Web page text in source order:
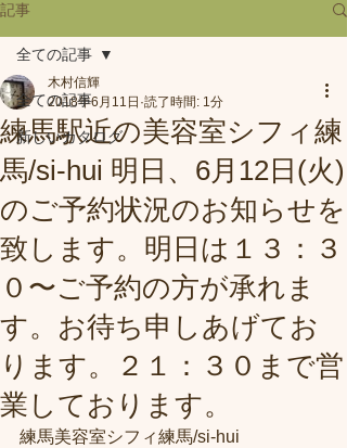
記事
全ての記事
新しいカタログ
全ての記事
練馬駅近の美容室シフィ練
馬/si-hui 明日、6月12日(火)
のご予約状況のお知らせを
致します。明日は１３：３
０〜ご予約の方が承れま
す。お待ち申しあげてお
ります。２１：３０まで営
業しております。
木村信輝
2018年6月11日 読了時間: 1分
練馬美容室シフィ練馬/si-hui